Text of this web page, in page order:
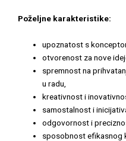
Poželjne karakteristike:
upoznatost s
otvorenost za nove
spremnost na
u radu,
kreativnost i
samostalnost i
odgovornost i
sposobnost efikasnog